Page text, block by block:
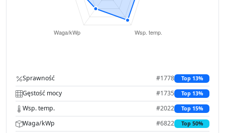
Sprawność #1778 Top 13%
Gęstość mocy #1735 Top 13%
Wsp. temp. #2022 Top 15%
Waga/kWp #6822 Top 50%